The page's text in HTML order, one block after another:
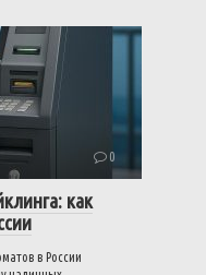
0
как
в России